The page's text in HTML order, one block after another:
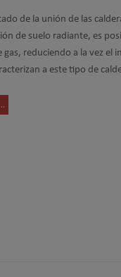
de la unión de las
de suelo radiante, es
gas, reduciendo a la vez el
a este tipo de